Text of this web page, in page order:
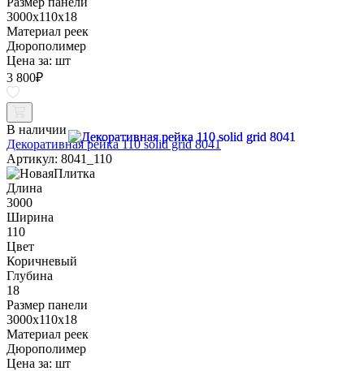
3000x110x18
Материал реек
Дюрополимер
Цена за: шт
3 800₽
В наличии
Декоративная рейка 110 solid grid 8041
Артикул: 8041_110
Длина
3000
Ширина
110
Цвет
Коричневый
Глубина
18
Размер панели
3000x110x18
Материал реек
Дюрополимер
Цена за: шт